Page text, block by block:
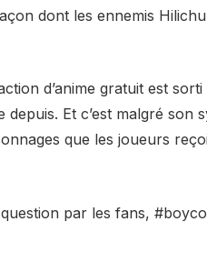
dont les ennemis
d’anime gratuit est sorti
Et c’est malgré son
que les joueurs
par les fans,